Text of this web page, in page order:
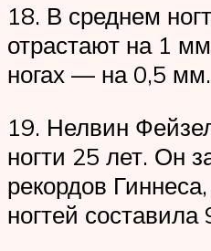
18. В среднем
отрастают на 1
ногах — на 0,5 мм.
19. Нелвин
ногти 25 лет. Он
рекордов
ногтей составила